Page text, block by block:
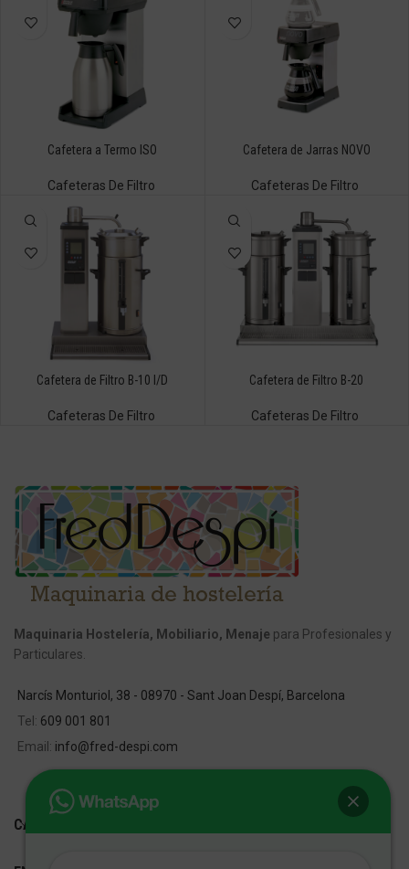
Cafetera a Termo ISO
Cafeteras De Filtro
Cafetera de Jarras NOVO
Cafeteras De Filtro
Cafetera de Filtro B-10 I/D
Cafeteras De Filtro
Cafetera de Filtro B-20
Cafeteras De Filtro
Maquinaria Hostelería, Mobiliario, Menaje para Profesionales y
Particulares.
Narcís Monturiol, 38 - 08970 - Sant Joan Despí, Barcelona
Tel: 609 001 801
Email: info@fred-despi.com
CATEGORIAS